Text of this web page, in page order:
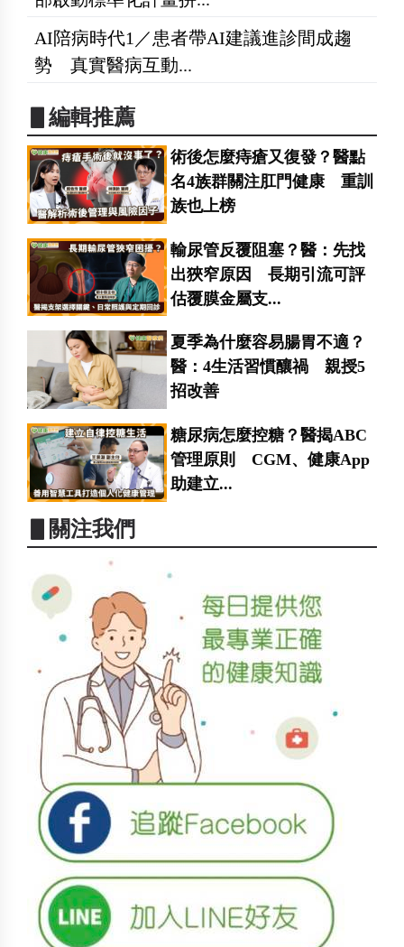
AI陪病時代1／患者帶AI建議進診間成趨
勢 真實醫病互動...
▋編輯推薦
術後怎麼痔瘡又復發？醫點
名4族群關注肛門健康 重訓
族也上榜
輸尿管反覆阻塞？醫：先找
出狹窄原因 長期引流可評
估覆膜金屬支...
夏季為什麼容易腸胃不適？
醫：4生活習慣釀禍 親授5
招改善
糖尿病怎麼控糖？醫揭ABC
管理原則 CGM、健康App
助建立...
▋關注我們